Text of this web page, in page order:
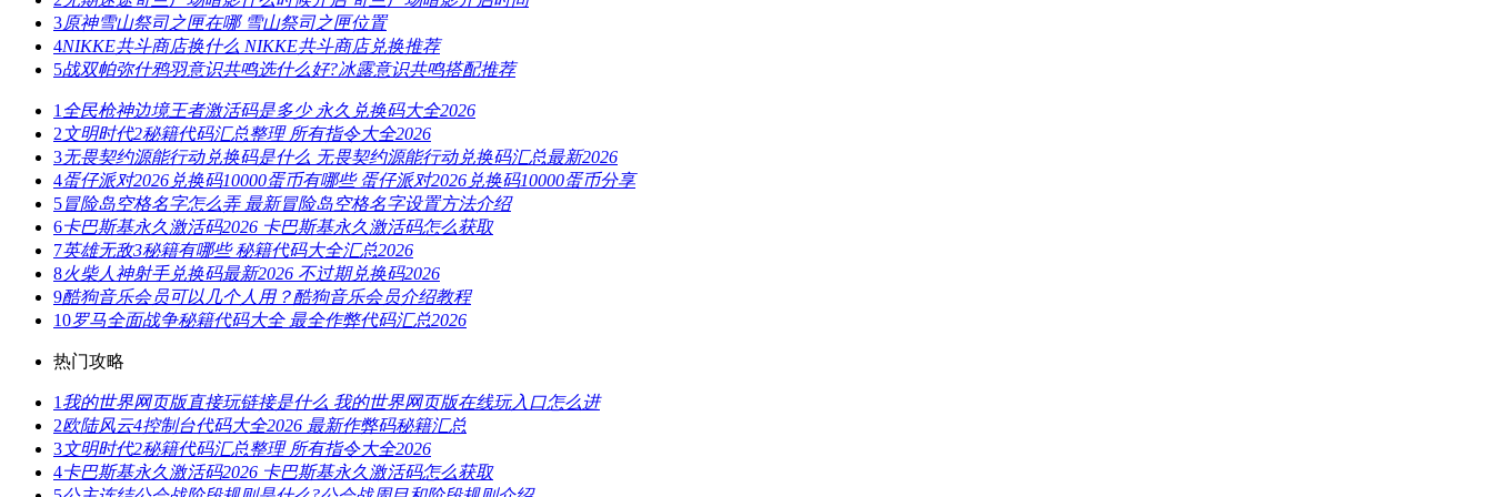
3原神雪山祭司之匣在哪 雪山祭司之匣位置
4NIKKE共斗商店换什么 NIKKE共斗商店兑换推荐
5战双帕弥什鸦羽意识共鸣选什么好?冰露意识共鸣搭配推荐
1 全民枪神边境王者激活码是多少 永久兑换码大全2026
2文明时代2秘籍代码汇总整理 所有指令大全2026
3无畏契约源能行动兑换码是什么 无畏契约源能行动兑换码汇总最新2026
4蛋仔派对2026兑换码10000蛋币有哪些 蛋仔派对2026兑换码10000蛋币分享
5冒险岛空格名字怎么弄 最新冒险岛空格名字设置方法介绍
6卡巴斯基永久激活码2026 卡巴斯基永久激活码怎么获取
7英雄无敌3秘籍有哪些 秘籍代码大全汇总2026
8火柴人神射手兑换码最新2026 不过期兑换码2026
9酷狗音乐会员可以几个人用？酷狗音乐会员介绍教程
10罗马全面战争秘籍代码大全 最全作弊代码汇总2026
热门攻略
1 我的世界网页版直接玩链接是什么 我的世界网页版在线玩入口怎么进
2欧陆风云4控制台代码大全2026 最新作弊码秘籍汇总
3文明时代2秘籍代码汇总整理 所有指令大全2026
4卡巴斯基永久激活码2026 卡巴斯基永久激活码怎么获取